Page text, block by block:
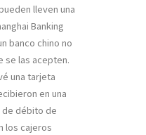
lleven una
Banking
banco chino no
se las acepten.
una tarjeta
en una
de débito de
los cajeros